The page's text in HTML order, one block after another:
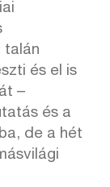
talán
és el is
–
és a
de a hét